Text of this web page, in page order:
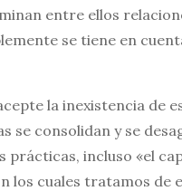
entre ellos
se tiene en
la inexistencia de
se consolidan y se
prácticas, incluso «el
los cuales tratamos de